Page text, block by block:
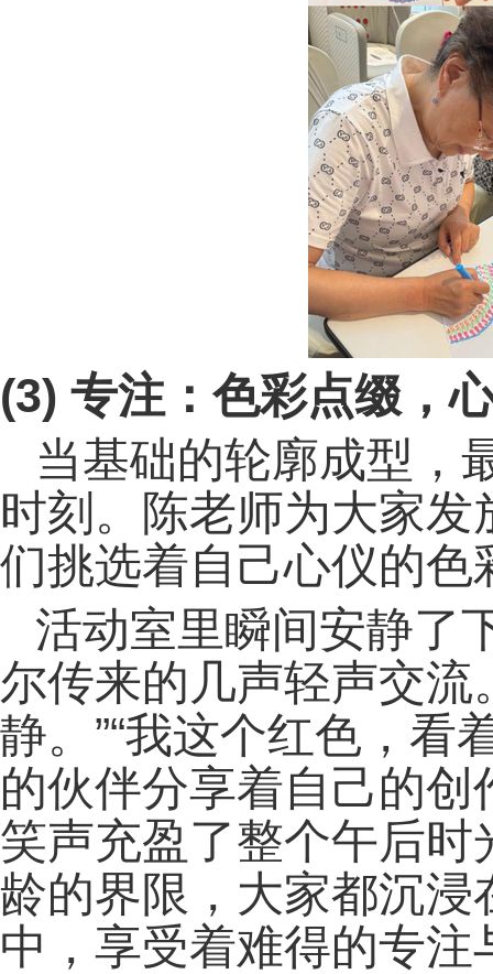
(3) 专注：色彩点缀，
当基础的轮廓成型，
时刻。陈老师为大家
们挑选着自己心仪的
活动室里瞬间安静了
尔传来的几声轻声交流
静。”“我这个红色，看
的伙伴分享着自己的
笑声充盈了整个午后
龄的界限，大家都沉
中，享受着难得的专注